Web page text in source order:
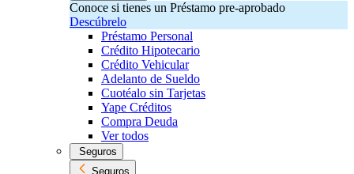
Conoce si tienes un Préstamo pre-aprobado
Descúbrelo
Préstamo Personal
Crédito Hipotecario
Crédito Vehicular
Adelanto de Sueldo
Cuotéalo sin Tarjetas
Yape Créditos
Compra Deuda
Ver todos
Seguros
Seguros